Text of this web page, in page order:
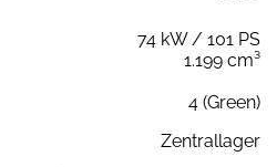
74 kW / 101 PS
1.199 cm³
4 (Green)
Zentrallager